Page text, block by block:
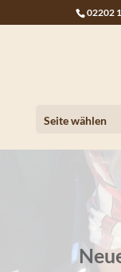
02202
Seite wählen